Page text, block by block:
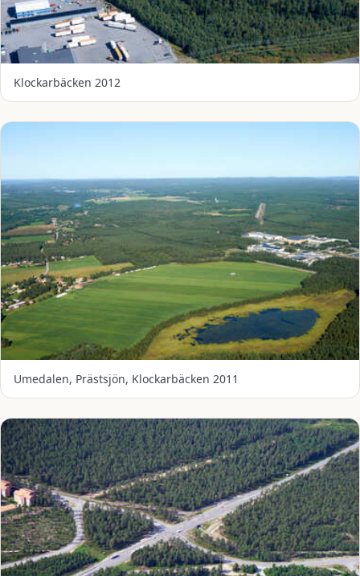
Klockarbäcken 2012
Umedalen, Prästsjön, Klockarbäcken 2011